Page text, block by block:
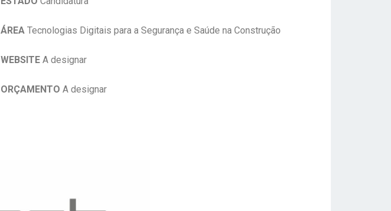
ÁREA Tecnologias Digitais para a Segurança e Saúde na Construção
WEBSITE A designar
ORÇAMENTO A designar